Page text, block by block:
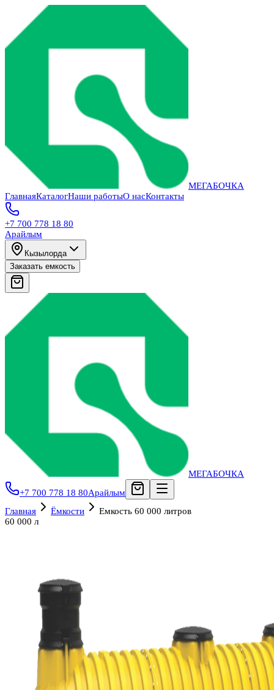
МЕГАБОЧКА
ГлавнаяКаталогНаши работыО насКонтакты
+7 700 778 18 80
Арайлым
Кызылорда
Заказать емкость
МЕГАБОЧКА
+7 700 778 18 80Арайлым
Главная
Ёмкости
Емкость 60 000 литров
60 000 л